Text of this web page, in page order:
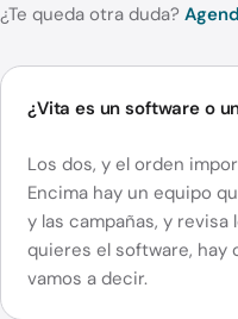
¿Te queda otra duda?
¿Vita es un software o
Los dos, y el orden
Encima hay un equipo
y las campañas, y
quieres el software, hay
vamos a decir.